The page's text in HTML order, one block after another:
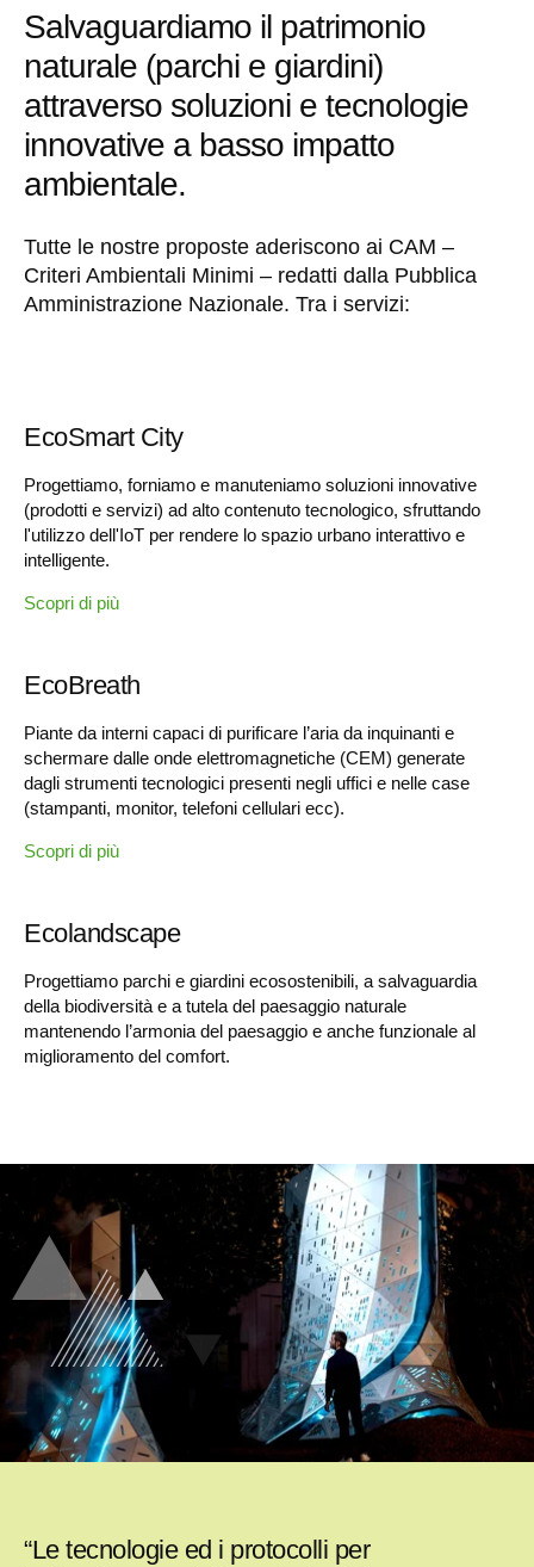
Salvaguardiamo il patrimonio
naturale (parchi e giardini)
attraverso soluzioni e tecnologie
innovative a basso impatto
ambientale.
Tutte le nostre proposte aderiscono ai CAM –
Criteri Ambientali Minimi – redatti dalla Pubblica
Amministrazione Nazionale. Tra i servizi:
EcoSmart City
Progettiamo, forniamo e manuteniamo soluzioni innovative
(prodotti e servizi) ad alto contenuto tecnologico, sfruttando
l'utilizzo dell'IoT per rendere lo spazio urbano interattivo e
intelligente.
Scopri di più
EcoBreath
Piante da interni capaci di purificare l’aria da inquinanti e
schermare dalle onde elettromagnetiche (CEM) generate
dagli strumenti tecnologici presenti negli uffici e nelle case
(stampanti, monitor, telefoni cellulari ecc).
Scopri di più
Ecolandscape
Progettiamo parchi e giardini ecosostenibili, a salvaguardia
della biodiversità e a tutela del paesaggio naturale
mantenendo l’armonia del paesaggio e anche funzionale al
miglioramento del comfort.
“Le tecnologie ed i protocolli per